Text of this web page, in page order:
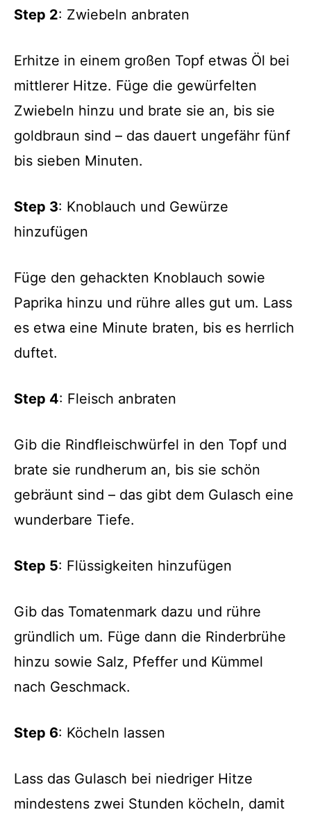
Step 2: Zwiebeln anbraten
Erhitze in einem großen Topf etwas Öl bei
mittlerer Hitze. Füge die gewürfelten
Zwiebeln hinzu und brate sie an, bis sie
goldbraun sind – das dauert ungefähr fünf
bis sieben Minuten.
Step 3: Knoblauch und Gewürze
hinzufügen
Füge den gehackten Knoblauch sowie
Paprika hinzu und rühre alles gut um. Lass
es etwa eine Minute braten, bis es herrlich
duftet.
Step 4: Fleisch anbraten
Gib die Rindfleischwürfel in den Topf und
brate sie rundherum an, bis sie schön
gebräunt sind – das gibt dem Gulasch eine
wunderbare Tiefe.
Step 5: Flüssigkeiten hinzufügen
Gib das Tomatenmark dazu und rühre
gründlich um. Füge dann die Rinderbrühe
hinzu sowie Salz, Pfeffer und Kümmel
nach Geschmack.
Step 6: Köcheln lassen
Lass das Gulasch bei niedriger Hitze
mindestens zwei Stunden köcheln, damit